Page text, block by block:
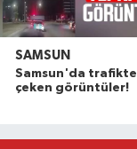
SAMSUN
Samsun'da
çeken görüntüler!
18:50 |20.
17:59 | Samsun'da
Rusya